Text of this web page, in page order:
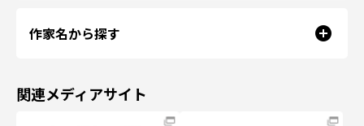
作家名から探す
関連メディアサイト